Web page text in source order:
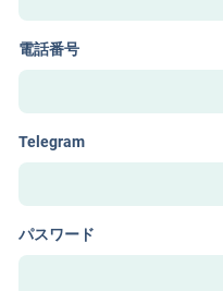
電話番号
Telegram
パスワード